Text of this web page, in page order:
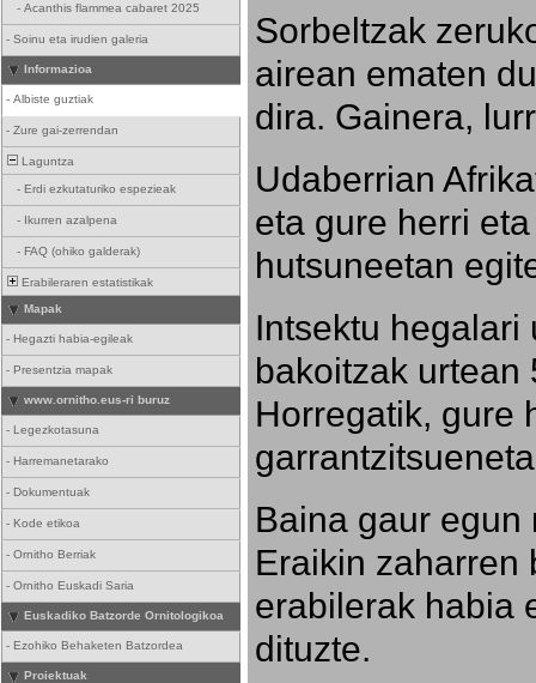
- Acanthis flammea cabaret 2025
- Soinu eta irudien galeria
Informazioa
- Albiste guztiak
- Zure gai-zerrendan
Laguntza
- Erdi ezkutaturiko espezieak
- Ikurren azalpena
- FAQ (ohiko galderak)
Erabileraren estatistikak
Mapak
- Hegazti habia-egileak
- Presentzia mapak
www.ornitho.eus-ri buruz
- Legezkotasuna
- Harremanetarako
- Dokumentuak
- Kode etikoa
- Ornitho Berriak
- Ornitho Euskadi Saria
Euskadiko Batzorde Ornitologikoa
- Ezohiko Behaketen Batzordea
Proiektuak
Sorbeltzak
airean ematen
dira. Gainera,
Udaberrian
eta gure herri
hutsuneetan
Intsektu hegalari
bakoitzak urtean
Horregatik, gure
Baina gaur egun
Eraikin zaharren
erabilerak habia
dituzte.